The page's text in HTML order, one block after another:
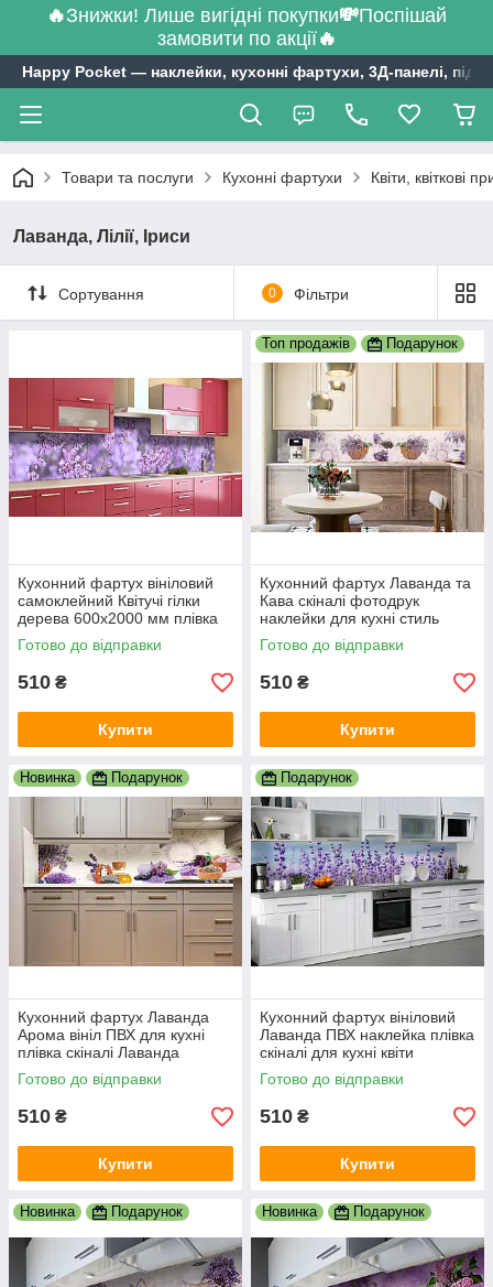
🔥Знижки! Лише вигідні покупки💸Поспішай
замовити по акції🔥
Happy Pocket ― наклейки, кухонні фартухи, 3Д-панелі,
Товари та послуги Кухонні фартухи Квіти, квіткові
Лаванда, Лілії, Іриси
Сортування 0 Фільтри
Кухонний фартух вініловий
самоклейний Квітучі гілки
дерева 600х2000 мм плівка
на стіну Happy Pocket
Z181847
Готово до відправки
510 ₴
Купити
Топ продажів Подарунок
Кухонний фартух Лаванда та
Кава скіналі фотодрук
наклейки для кухні стиль
прованс плівка 600х2000 мм
Готово до відправки
510 ₴
Купити
Новинка Подарунок
Кухонний фартух Лаванда
Арома вініл ПВХ для кухні
плівка скіналі Лаванда
Прованс кухонний декор
600х2000 мм
Готово до відправки
510 ₴
Купити
Подарунок
Кухонний фартух вініловий
Лаванда ПВХ наклейка плівка
скіналі для кухні квіти
фіолетовий Прованс
600х2000 мм
Готово до відправки
510 ₴
Купити
Новинка Подарунок Новинка Подарунок